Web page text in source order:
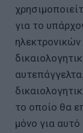
για το
το οποίο θα
μόνο για αυτό